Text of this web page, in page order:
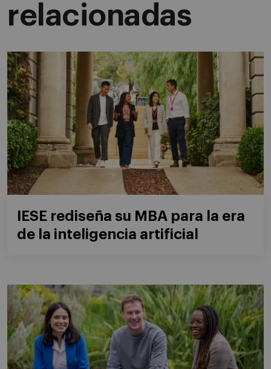
relacionadas
IESE rediseña su MBA para la era
de la inteligencia artificial